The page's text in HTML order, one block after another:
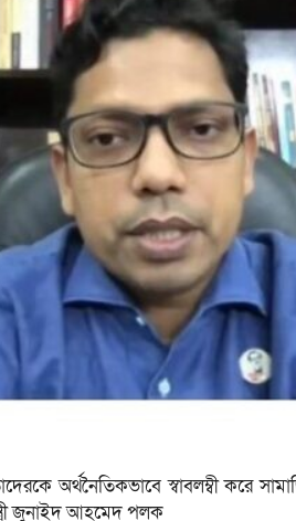
অর্থনৈতিকভাবে স্বাবলম্বী করে
জুনাইদ আহমেদ পলক